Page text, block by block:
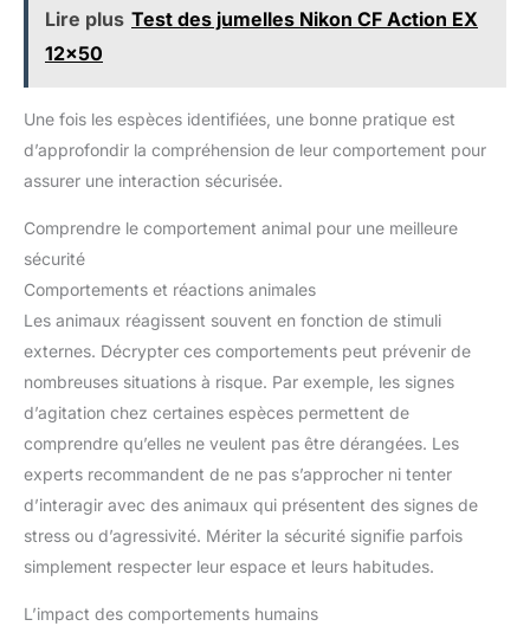
Lire plus Test des jumelles Nikon CF Action EX
12x50
Une fois les espèces identifiées, une bonne pratique est
d’approfondir la compréhension de leur comportement pour
assurer une interaction sécurisée.
Comprendre le comportement animal pour une meilleure
sécurité
Comportements et réactions animales
Les animaux réagissent souvent en fonction de stimuli
externes. Décrypter ces comportements peut prévenir de
nombreuses situations à risque. Par exemple, les signes
d’agitation chez certaines espèces permettent de
comprendre qu’elles ne veulent pas être dérangées. Les
experts recommandent de ne pas s’approcher ni tenter
d’interagir avec des animaux qui présentent des signes de
stress ou d’agressivité. Mériter la sécurité signifie parfois
simplement respecter leur espace et leurs habitudes.
L’impact des comportements humains